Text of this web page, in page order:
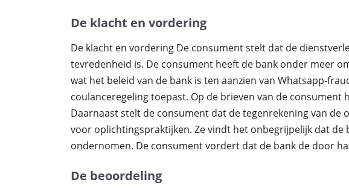
De klacht en vordering
De klacht en vordering De consument stelt dat de
tevredenheid is. De consument heeft de bank onder meer
wat het beleid van de bank is ten aanzien van Whatsapp-
coulanceregeling toepast. Op de brieven van de consument
Daarnaast stelt de consument dat de tegenrekening van
voor oplichtingspraktijken. Ze vindt het onbegrijpelijk dat de
ondernomen. De consument vordert dat de bank de door
De beoordeling